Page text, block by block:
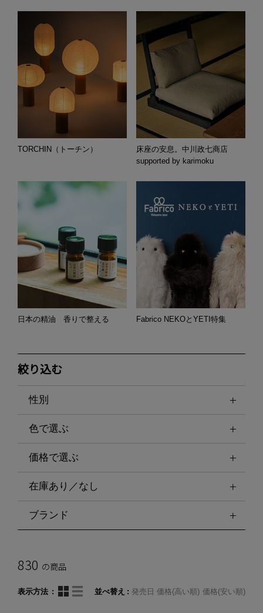
TORCHIN（トーチン）
床座の安息。中川政七商店
supported by karimoku
日本の精油 香りで整える Fabrico NEKOとYETI特集
絞り込む
性別
色で選ぶ
価格で選ぶ
在庫あり／なし
ブランド
830 の商品
表示方法 並べ替え 発売日 価格(高い順) 価格(安い順)